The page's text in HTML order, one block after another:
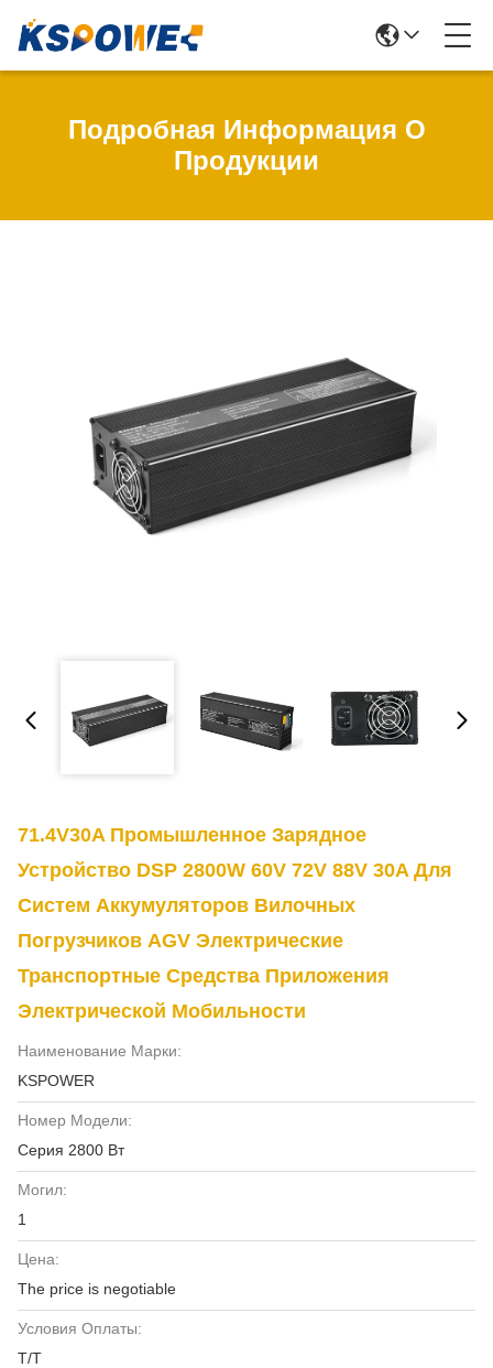
Подробная Информация О
Продукции
71.4V30A Промышленное Зарядное
Устройство DSP 2800W 60V 72V 88V 30A Для
Систем Аккумуляторов Вилочных
Погрузчиков AGV Электрические
Транспортные Средства Приложения
Электрической Мобильности
Наименование Марки:
KSPOWER
Номер Модели:
Серия 2800 Вт
Могил:
1
Цена:
The price is negotiable
Условия Оплаты:
Т/Т